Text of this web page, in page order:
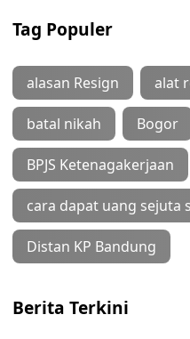
Tag Populer
alasan Resign alat
batal nikah Bogor
BPJS Ketenagakerjaan
cara dapat uang sejuta
Distan KP Bandung
Berita Terkini